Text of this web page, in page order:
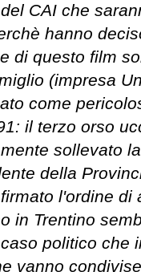
CAI che
hanno
di questo film
(impresa
come
il terzo orso
sollevato
della
l'ordine di
in Trentino
politico che
vanno